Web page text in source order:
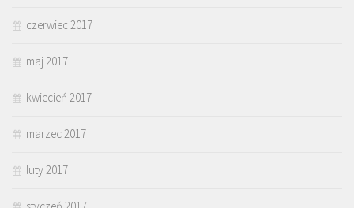
czerwiec 2017
maj 2017
kwiecień 2017
marzec 2017
luty 2017